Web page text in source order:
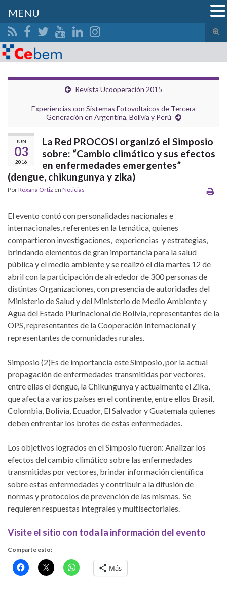
el
Search for:
Revista Ucooperación 2015
Experiencias con Sistemas Fotovoltaicos de Tercera
Generación en Argentina, Bolivia y Perú
JUN
03
2016
La Red PROCOSI organizó el Simposio
sobre: “Cambio climático y sus efectos
en enfermedades emergentes”
(dengue, chikungunya y zika)
PorRoxana Ortiz en Noticias
El evento contó con personalidades nacionales e
internacionales, referentes en la temática, quienes
compartieron investigaciones, experiencias y estrategias,
brindando elementos de gran importancia para la salud
pública y el medio ambiente y se realizó el día martes 12 de
abril con la participación de alrededor de 300 personas de
distintas Organizaciones, con presencia de autoridades del
Ministerio de Salud y del Ministerio de Medio Ambiente y
Agua del Estado Plurinacional de Bolivia, representantes de la
OPS, representantes de la Cooperación Internacional y
representantes de comunidades rurales.
Simposio (2)Es de importancia este Simposio, por la actual
propagación de enfermedades transmitidas por vectores,
entre ellas el dengue, la Chikungunya y actualmente el Zika,
que afecta a varios países en el continente, entre ellos Brasil,
Colombia, Bolivia, Ecuador, El Salvador y Guatemala quienes
deben enfrentar los brotes de estas enfermedades.
Los objetivos logrados en el Simposio fueron: Analizar los
efectos del cambio climático sobre las enfermedades
transmitidas por vectores, brindar información científica
sobre estas enfermedades y contribuir a la difusión de
normas y protocolos de prevención de las mismas. Se
requieren respuestas integrales y multisectoriales.
Visite el sitio con toda la información del evento
Comparte esto:
Más
MENU